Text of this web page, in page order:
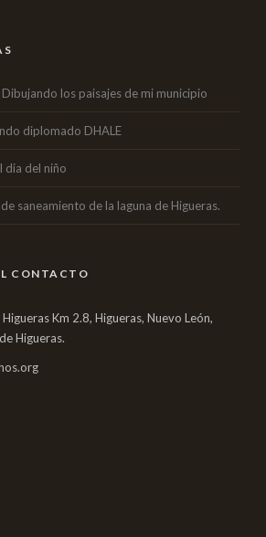
los paisajes de mi municipio
diplomado DHALE
dia del niño
saneamiento de la laguna de Higueras.
CONTACTO
Km 2.8, Higueras, Nuevo León,
Higueras.